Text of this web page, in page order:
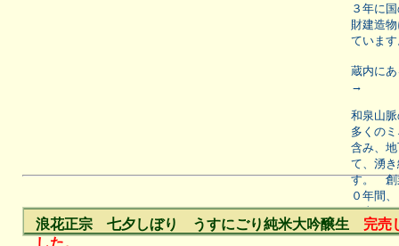
３年に
財建造
ていま
蔵内に
→
和泉山
多くの
含み、
て、湧
す。
０年間、
た事が
す。
浪花正宗 七夕しぼり うすにごり純米大吟醸生 完売
した。